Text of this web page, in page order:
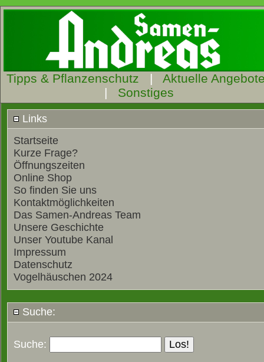
Tipps & Pflanzenschutz | Aktuelle
| Sonstiges
Links
Startseite
Kurze Frage?
Öffnungszeiten
Online Shop
So finden Sie uns
Kontaktmöglichkeiten
Das Samen-Andreas Team
Unsere Geschichte
Unser Youtube Kanal
Impressum
Datenschutz
Vogelhäuschen 2024
Suche:
Suche: